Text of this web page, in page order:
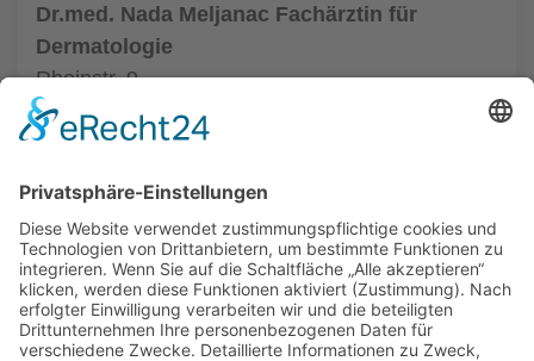
Dr.med. Nada Meljanac Fachärztin für
Dermatologie
Rheinstr. 9
12159 Berlin
Tel.: (030) 8525667
ALLGEMEIN